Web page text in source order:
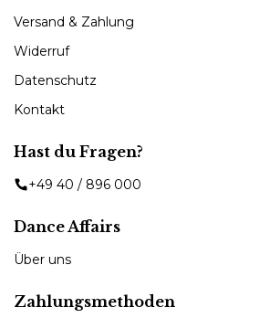
Versand & Zahlung
Widerruf
Datenschutz
Kontakt
Hast du Fragen?
+49 40 / 896 000
Dance Affairs
Über uns
Zahlungsmethoden